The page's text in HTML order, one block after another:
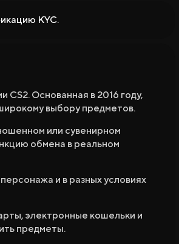
KYC.
CS2. Основанная в 2016 году,
выбору предметов.
или сувенирном
обмена в реальном
и в разных условиях
электронные кошельки и
предметы.